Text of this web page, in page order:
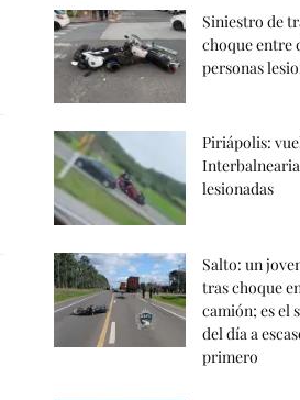
Siniestro de
choque entre
personas
Piriápolis:
lesionadas
Salto: un
tras choque
camión; es el
del día a
primero